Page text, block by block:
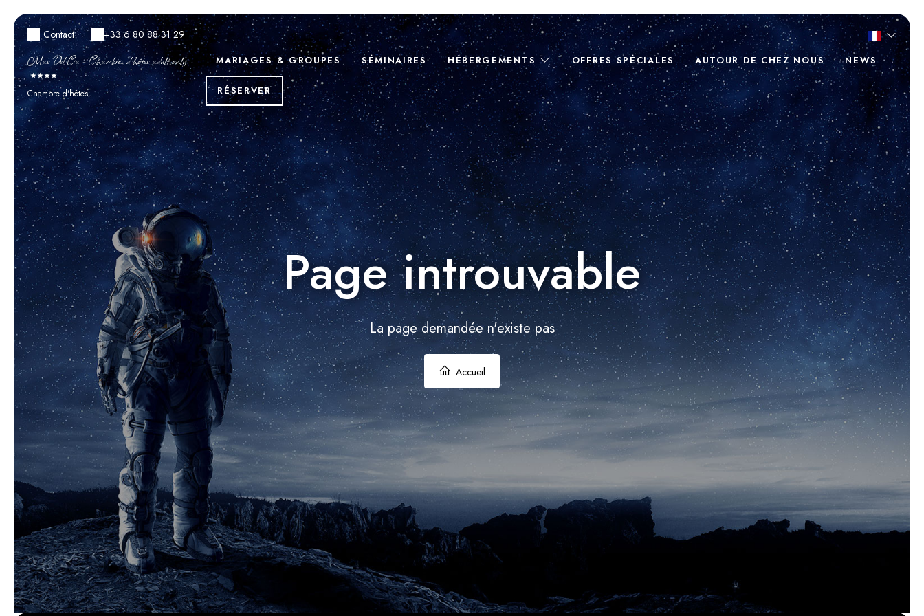
Contact +33 6 80 88 31 29
Mas Del Ca - Chambres d’hôtes adult only
Chambre d'hôtes
MARIAGES & GROUPES SÉMINAIRES HÉBERGEMENTS OFFRES SPÉCIALES AUTOUR DE CHEZ NOUS NEWS
RÉSERVER
Page introuvable
La page demandée n'existe pas
Accueil